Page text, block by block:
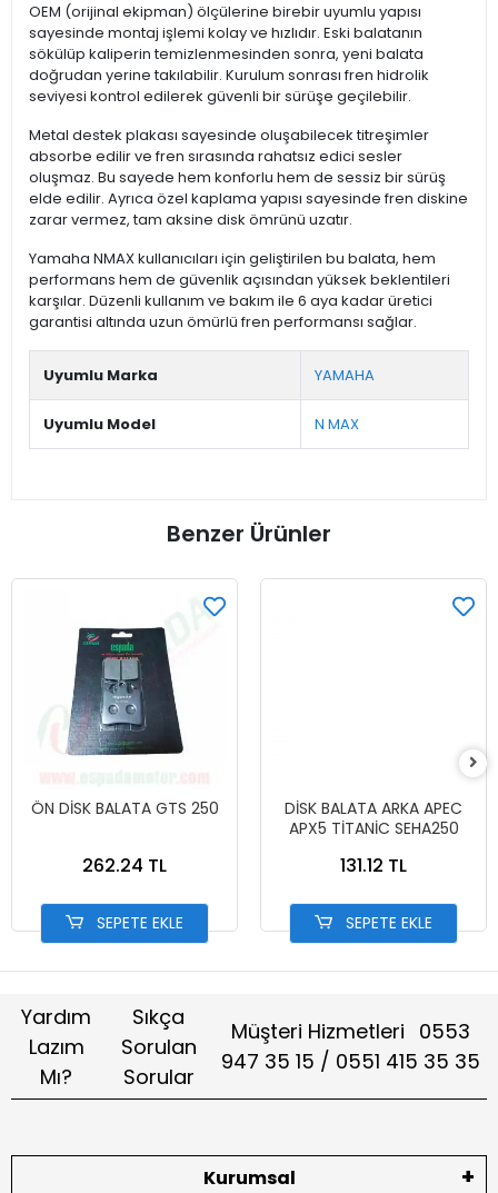
OEM (orijinal ekipman) ölçülerine birebir uyumlu yapısı
sayesinde montaj işlemi kolay ve hızlıdır. Eski balatanın
sökülüp kaliperin temizlenmesinden sonra, yeni balata
doğrudan yerine takılabilir. Kurulum sonrası fren hidrolik
seviyesi kontrol edilerek güvenli bir sürüşe geçilebilir.
Metal destek plakası sayesinde oluşabilecek titreşimler
absorbe edilir ve fren sırasında rahatsız edici sesler
oluşmaz. Bu sayede hem konforlu hem de sessiz bir sürüş
elde edilir. Ayrıca özel kaplama yapısı sayesinde fren diskine
zarar vermez, tam aksine disk ömrünü uzatır.
Yamaha NMAX kullanıcıları için geliştirilen bu balata, hem
performans hem de güvenlik açısından yüksek beklentileri
karşılar. Düzenli kullanım ve bakım ile 6 aya kadar üretici
garantisi altında uzun ömürlü fren performansı sağlar.
Uyumlu Marka YAMAHA
Uyumlu Model N MAX
Benzer Ürünler
ÖN DİSK BALATA GTS 250
262.24 TL
SEPETE EKLE
DİSK BALATA ARKA APEC
APX5 TİTANİC SEHA250
131.12 TL
SEPETE EKLE
Yardım
Lazım
Mı?
Sıkça
Sorulan
Sorular
Müşteri Hizmetleri 0553
947 35 15 / 0551 415 35 35
Kurumsal